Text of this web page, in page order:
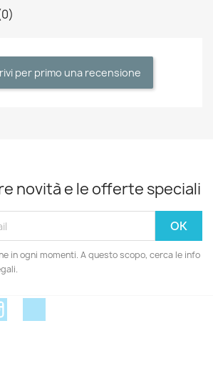
per primo una recensione
novità e le offerte speciali
in ogni momenti. A questo scopo, cerca le info